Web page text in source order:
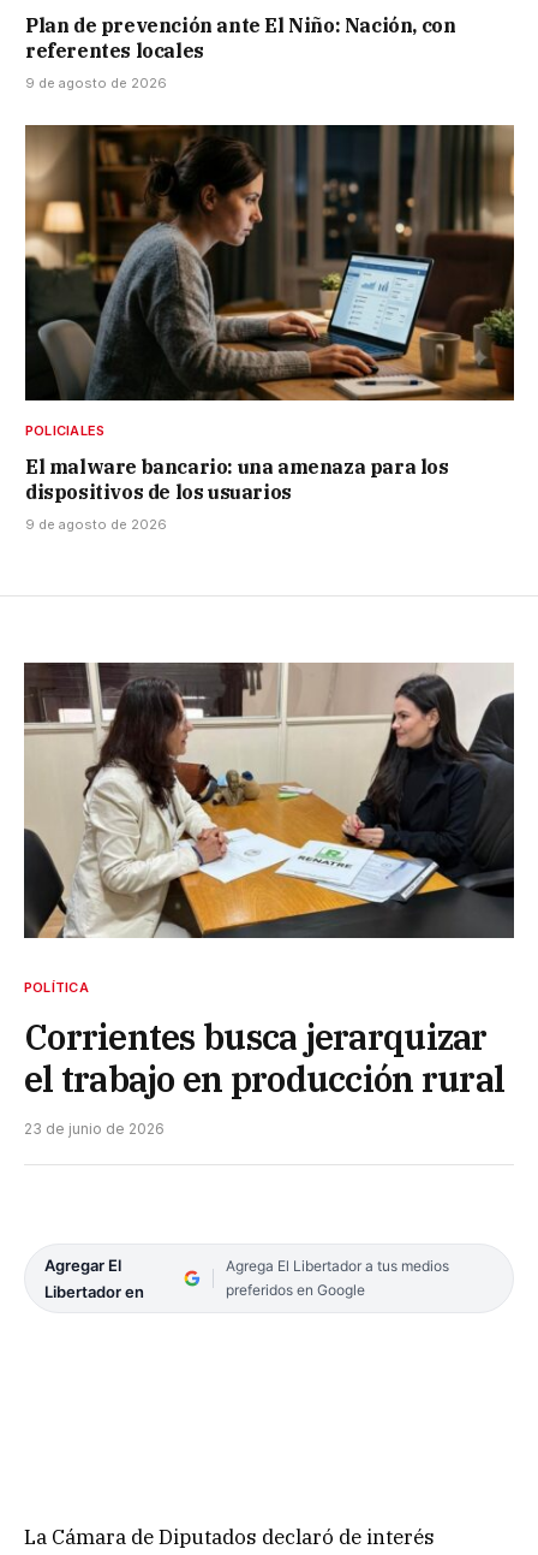
Plan de prevención ante El Niño: Nación, con
referentes locales
9 de agosto de 2026
POLICIALES
El malware bancario: una amenaza para los
dispositivos de los usuarios
9 de agosto de 2026
POLÍTICA
Corrientes busca jerarquizar
el trabajo en producción rural
23 de junio de 2026
Agregar El
Libertador en
Agrega El Libertador a tus medios
preferidos en Google
La Cámara de Diputados declaró de interés